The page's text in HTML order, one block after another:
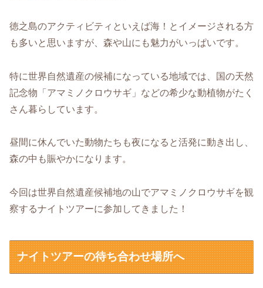
徳之島のアクティビティといえば海！とイメージされる方
も多いと思いますが、森や山にも魅力がいっぱいです。
特に世界自然遺産の候補になっている地域では、国の天然
記念物「アマミノクロウサギ」などの希少な動植物がたく
さん暮らしています。
昼間に休んでいた動物たちも夜になると活発に動き出し、
森の中も賑やかになります。
今回は世界自然遺産候補地の山でアマミノクロウサギを観
察するナイトツアーに参加してきました！
ナイトツアーの待ち合わせ場所へ